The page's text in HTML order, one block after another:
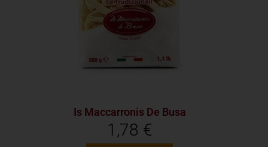
Is Maccarronis De Busa
1,78 €